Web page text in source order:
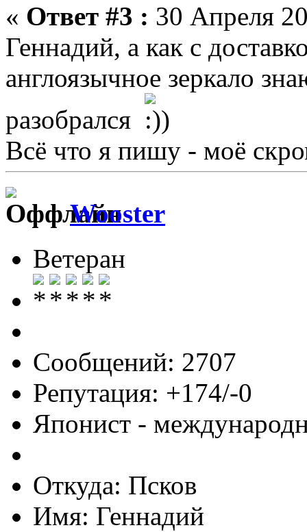
« Ответ #3 : 30 Апреля
Геннадий, а как с
англоязычное зеркало
разобрался
Всё что я пишу - моё
Wooster
Ветеран
Сообщений: 2707
Репутация: +174/-0
Японист -
Откуда: Псков
Имя: Геннадий